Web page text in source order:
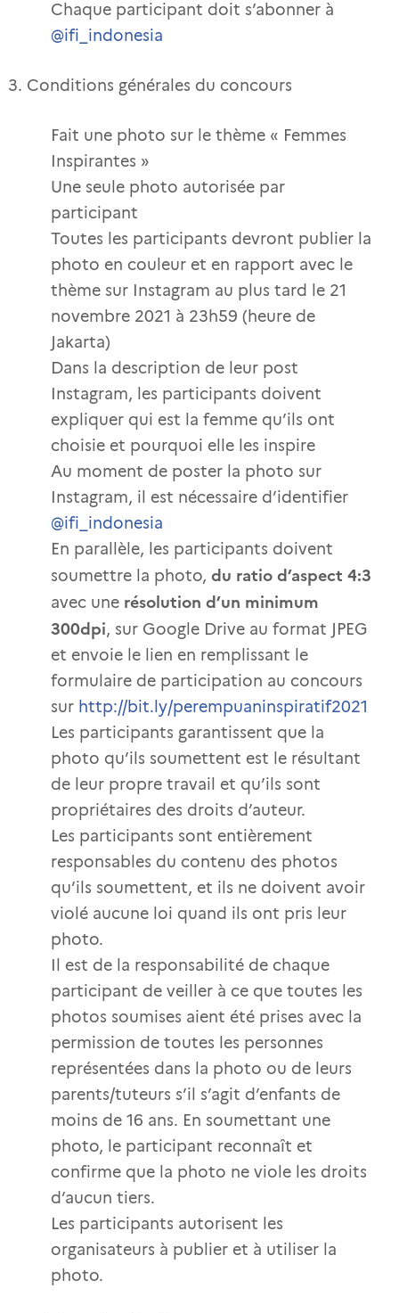
Chaque participant doit s’abonner à
@ifi_indonesia
Conditions générales du concours
Fait une photo sur le thème « Femmes
Inspirantes »
Une seule photo autorisée par
participant
Toutes les participants devront publier la
photo en couleur et en rapport avec le
thème sur Instagram au plus tard le 21
novembre 2021 à 23h59 (heure de
Jakarta)
Dans la description de leur post
Instagram, les participants doivent
expliquer qui est la femme qu’ils ont
choisie et pourquoi elle les inspire
Au moment de poster la photo sur
Instagram, il est nécessaire d’identifier
@ifi_indonesia
En parallèle, les participants doivent
soumettre la photo, du ratio d’aspect 4:3
avec une résolution d’un minimum
300dpi, sur Google Drive au format JPEG
et envoie le lien en remplissant le
formulaire de participation au concours
sur http://bit.ly/perempuaninspiratif2021
Les participants garantissent que la
photo qu’ils soumettent est le résultant
de leur propre travail et qu’ils sont
propriétaires des droits d’auteur.
Les participants sont entièrement
responsables du contenu des photos
qu’ils soumettent, et ils ne doivent avoir
violé aucune loi quand ils ont pris leur
photo.
Il est de la responsabilité de chaque
participant de veiller à ce que toutes les
photos soumises aient été prises avec la
permission de toutes les personnes
représentées dans la photo ou de leurs
parents/tuteurs s’il s’agit d’enfants de
moins de 16 ans. En soumettant une
photo, le participant reconnaît et
confirme que la photo ne viole les droits
d’aucun tiers.
Les participants autorisent les
organisateurs à publier et à utiliser la
photo.